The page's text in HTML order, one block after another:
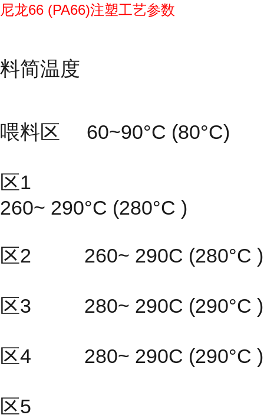
尼龙66 (PA66)注塑工艺参数
料简温度
喂料区 60~90°C (80°C)
区1
260~ 290°C (280°C )
区2 260~ 290C (280°C )
区3 280~ 290C (290°C )
区4 280~ 290C (290°C )
区5